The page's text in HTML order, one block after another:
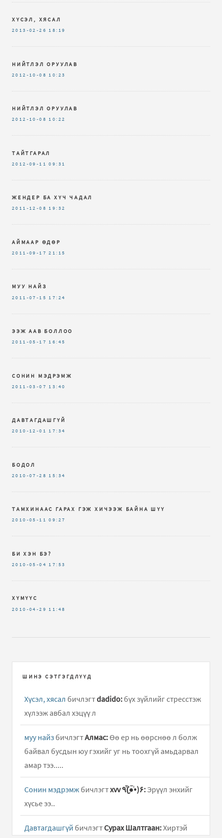
ХҮСЭЛ, ХЯСАЛ
2013-02-26 18:19
НИЙТЛЭЛ ОРУУЛАВ
2012-10-08 10:23
НИЙТЛЭЛ ОРУУЛАВ
2012-10-08 10:22
ТАЙТГАРАЛ
2012-09-11 09:31
ЖЕНДЕР БА ХҮЧ ЧАДАЛ
2011-12-08 19:32
АЙМААР ӨДӨР
2011-09-17 21:15
МУУ НАЙЗ
2011-07-15 17:24
ЭЭЖ ААВ БОЛЛОО
2011-05-17 16:45
СОНИН МЭДРЭМЖ
2011-03-07 13:40
ДАВТАГДАШГҮЙ
2010-12-01 17:34
БОДОЛ
2010-07-28 15:34
ТАМХИНААС ГАРАХ ГЭЖ ХИЧЭЭЖ БАЙНА ШҮҮ
2010-05-11 09:27
БИ ХЭН БЭ?
2010-05-04 17:53
ХҮМҮҮС
2010-04-29 11:48
ШИНЭ СЭТГЭГДЛҮҮД
Хүсэл, хясал бичлэгтdadido: бүх зүйлийг стресстэж
хүлээж авбал хэцүү л
муу найз бичлэгтАлмас: Өө ер нь өөрснөө л болж
байвал бусдын юу гэхийг уг нь тоохгүй амьдарвал
амар тээ.....
Сонин мэдрэмж бичлэгт xvv ٩(̾●̮̮̃̾•̃̾)۶:Эрүүл энхийг
хүсье ээ..
Давтагдашгүй бичлэгтСурах Шалтгаан:Хиртэй